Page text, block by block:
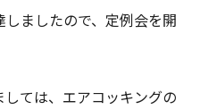
ましたので、定例会を開
ては、エアコッキングの